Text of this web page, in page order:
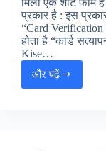
प्रकार है : इस
“Card
होता है “कार्ड
Kise…
और पढ़ेंCVV